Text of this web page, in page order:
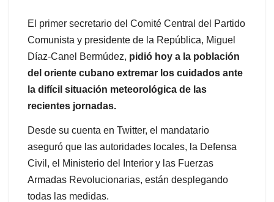
El primer secretario del Comité Central del Partido
Comunista y presidente de la República, Miguel
Díaz-Canel Bermúdez, pidió hoy a la población
del oriente cubano extremar los cuidados ante
la difícil situación meteorológica de las
recientes jornadas.
Desde su cuenta en Twitter, el mandatario
aseguró que las autoridades locales, la Defensa
Civil, el Ministerio del Interior y las Fuerzas
Armadas Revolucionarias, están desplegando
todas las medidas.